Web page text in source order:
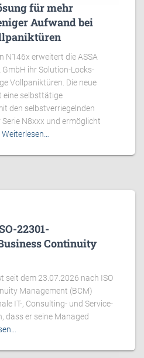
für mehr
Aufwand bei
N146x erweitert die ASSA
ihr Solution-Locks-
Vollpaniktüren. Die neue
eine selbsttätige
den selbstverriegelnden
N8xxx und ermöglicht
Weiterlesen…
22301-
Continuity
seit dem 23.07.2026 nach ISO
Management (BCM)
IT-, Consulting- und Service-
dass er seine Managed